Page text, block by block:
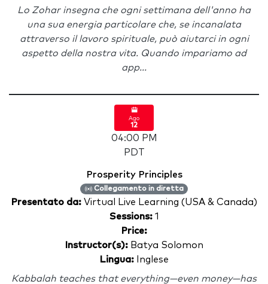
Lo Zohar insegna che ogni settimana dell'anno ha
una sua energia particolare che, se incanalata
attraverso il lavoro spirituale, può aiutarci in ogni
aspetto della nostra vita. Quando impariamo ad
app...
Ago
12
04:00 PM
PDT
Prosperity Principles
Collegamento in diretta
Presentato da: Virtual Live Learning (USA & Canada)
Sessions:1
Price:
Instructor(s): Batya Solomon
Lingua: Inglese
Kabbalah teaches that everything—even money—has